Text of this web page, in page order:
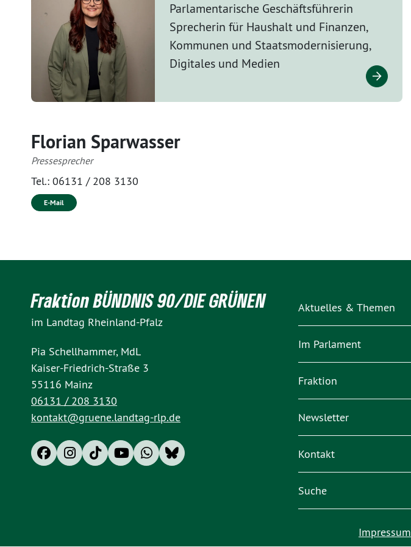
Parlamentarische Geschäftsführerin
Sprecherin für Haushalt und Finanzen,
Kommunen und Staatsmodernisierung,
Digitales und Medien
Florian Sparwasser
Pressesprecher
Tel.: 06131 / 208 3130
E-Mail
Fraktion BÜNDNIS 90/DIE GRÜNEN
im Landtag Rheinland-Pfalz
Pia Schellhammer, MdL
Kaiser-Friedrich-Straße 3
55116 Mainz
06131 / 208 3130
kontakt@gruene.landtag-rlp.de
Aktuelles & Themen
Im Parlament
Fraktion
Newsletter
Kontakt
Suche
Impressum